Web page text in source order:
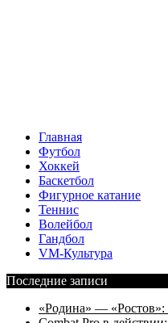
Главная
Футбол
Хоккей
Баскетбол
Фигурное катание
Теннис
Волейбол
Гандбол
VM-Культура
Последние записи
«Родина» — «Ростов»: